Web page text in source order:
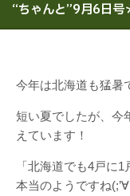
“ちゃんと”9月6日号
今年は北海道も猛暑
短い夏でしたが、今
えています！
「北海道でも4戸に
本当のようですね